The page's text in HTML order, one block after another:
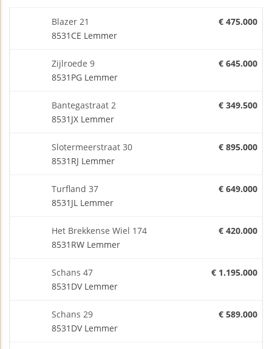
Blazer 21
8531CE Lemmer
€ 475.000
Zijlroede 9
8531PG Lemmer
€ 645.000
Bantegastraat 2
8531JX Lemmer
€ 349.500
Slotermeerstraat 30
8531RJ Lemmer
€ 895.000
Turfland 37
8531JL Lemmer
€ 649.000
Het Brekkense Wiel 174
8531RW Lemmer
€ 420.000
Schans 47
8531DV Lemmer
€ 1.195.000
Schans 29
8531DV Lemmer
€ 589.000